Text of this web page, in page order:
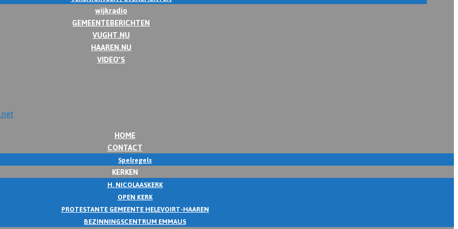
wijkradio
GEMEENTEBERICHTEN
VUGHT.NU
HAAREN.NU
VIDEO’S
HOME
CONTACT
Spelregels
KERKEN
H. NICOLAASKERK
OPEN KERK
PROTESTANTE GEMEENTE HELEVOIRT-HAAREN
BEZINNINGSCENTRUM EMMAUS